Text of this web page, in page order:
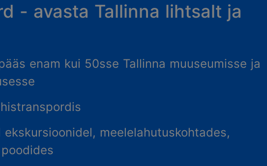
- avasta Tallinna lihtsalt ja
enam kui 50sse Tallinna muuseumisse ja
meelelahutuskohtades,